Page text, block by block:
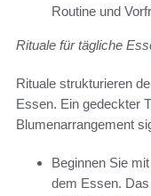
Routine und
Rituale für tägliche
Rituale strukturieren
Essen. Ein gedeckter
Blumenarrangement
Beginnen Sie
dem Essen.